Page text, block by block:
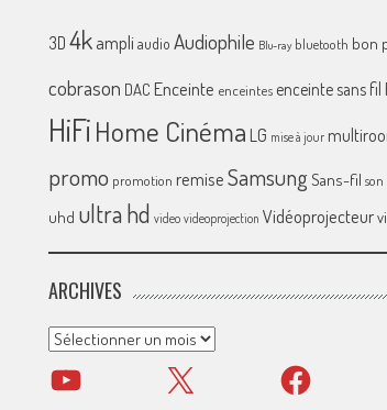
3D 4k ampliaudio Audiophile Blu-ray bluetooth bon
cobrason DAC Enceinte enceintes enceinte sans fil
HiFiHome Cinéma LG mise à jour
promo promotion remiseSamsungSans-fil son
uhd ultra hd video videoprojection Vidéoprojecteur
ARCHIVES
Archives
YouTube X Facebook